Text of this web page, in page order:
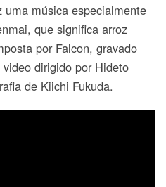
música especialmente
que significa arroz
por Falcon, gravado
dirigido por Hideto
de Kiichi Fukuda.